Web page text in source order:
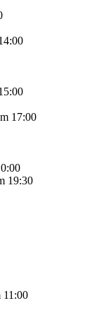
17:00
19:30
11:00